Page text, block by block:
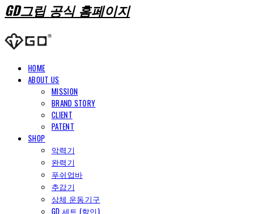
GD그립 공식 홈페이지
HOME
ABOUT US
MISSION
BRAND STORY
CLIENT
PATENT
SHOP
악력기
완력기
푸쉬업바
추감기
상체 운동기구
GD 세트 (할인)